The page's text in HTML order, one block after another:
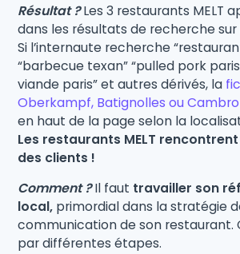
Résultat ?Les 3 restaurants MELT
dans les résultats de recherche
Si l’internaute recherche
“barbecue texan” “pulled pork
viande paris” et autres dérivés, la
Oberkampf, Batignolles ou
en haut de la page selon la
Les restaurants MELT
des clients !
Comment ?Il faut travailler son
local, primordial dans la stratégie
communication de son restaurant.
par différentes étapes.